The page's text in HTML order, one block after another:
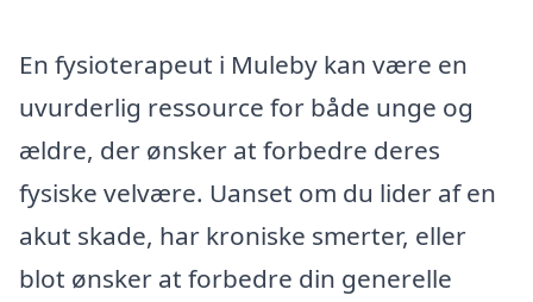
En fysioterapeut i Muleby kan være en
uvurderlig ressource for både unge og
ældre, der ønsker at forbedre deres
fysiske velvære. Uanset om du lider af en
akut skade, har kroniske smerter, eller
blot ønsker at forbedre din generelle